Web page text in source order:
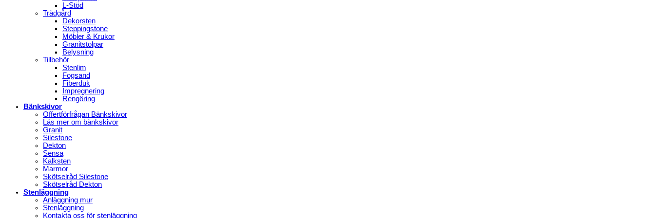
L-Stöd
Trädgård
Dekorsten
Steppingstone
Möbler & Krukor
Granitstolpar
Belysning
Tillbehör
Stenlim
Fogsand
Fiberduk
Impregnering
Rengöring
Bänkskivor
Offertförfrågan Bänkskivor
Läs mer om bänkskivor
Granit
Silestone
Dekton
Sensa
Kalksten
Marmor
Skötselråd Silestone
Skötselråd Dekton
Stenläggning
Anläggning mur
Stenläggning
Kontakta oss för stenläggning